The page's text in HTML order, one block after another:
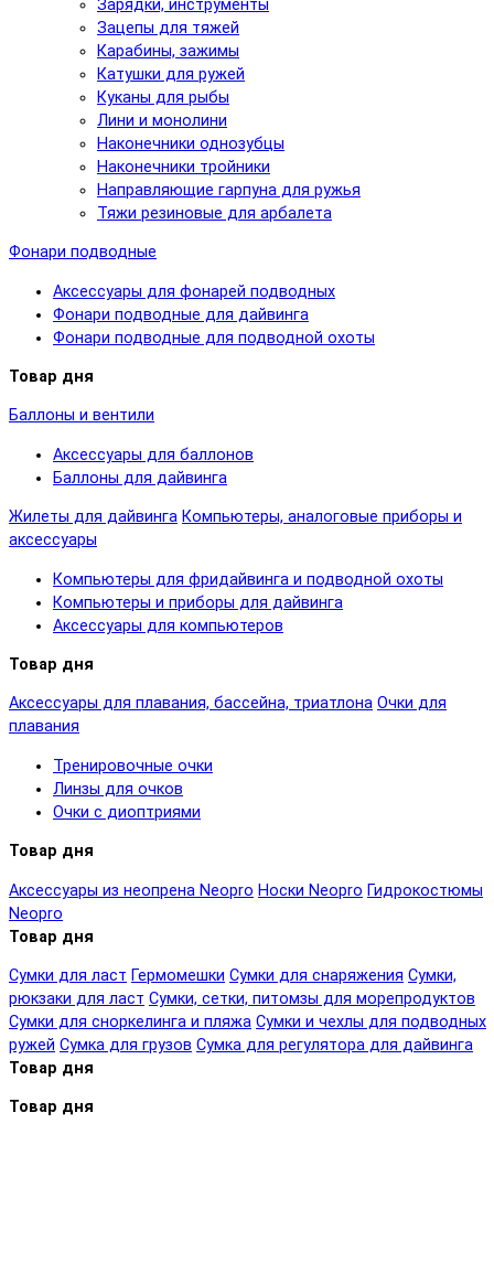
Зарядки, инструменты
Зацепы для тяжей
Карабины, зажимы
Катушки для ружей
Куканы для рыбы
Лини и монолини
Наконечники однозубцы
Наконечники тройники
Направляющие гарпуна для ружья
Тяжи резиновые для арбалета
Фонари подводные
Аксессуары для фонарей подводных
Фонари подводные для дайвинга
Фонари подводные для подводной охоты
Товар дня
Баллоны и вентили
Аксессуары для баллонов
Баллоны для дайвинга
Жилеты для дайвинга Компьютеры, аналоговые приборы и
аксессуары
Компьютеры для фридайвинга и подводной охоты
Компьютеры и приборы для дайвинга
Аксессуары для компьютеров
Товар дня
Аксессуары для плавания, бассейна, триатлона Очки для
плавания
Тренировочные очки
Линзы для очков
Очки с диоптриями
Товар дня
Аксессуары из неопрена Neopro Носки Neopro Гидрокостюмы
Neopro
Товар дня
Сумки для ласт Гермомешки Сумки для снаряжения Сумки,
рюкзаки для ласт Сумки, сетки, питомзы для морепродуктов
Сумки для сноркелинга и пляжа Сумки и чехлы для подводных
ружей Сумка для грузов Сумка для регулятора для дайвинга
Товар дня
Товар дня